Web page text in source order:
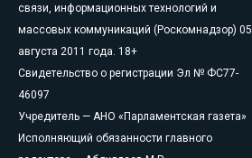
связи, информационных технологий и
массовых коммуникаций (Роскомнадзор) 05
августа 2011 года. 18+
Свидетельство о регистрации Эл № ФС77-
46097
Учредитель — АНО «Парламентская газета»
Исполняющий обязанности главного